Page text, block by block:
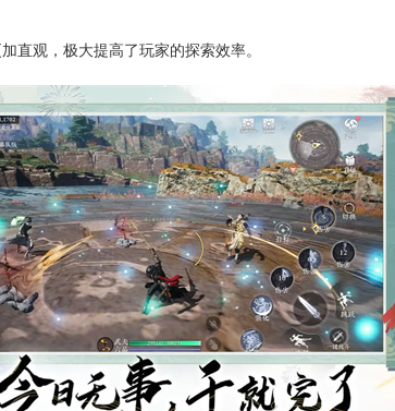
直观，极大提高了玩家的探索效率。